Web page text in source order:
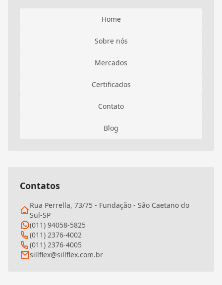
Home
Sobre nós
Mercados
Certificados
Contato
Blog
Contatos
Rua Perrella, 73/75 - Fundação - São Caetano do
Sul-SP
(011) 94058-5825
(011) 2376-4002
(011) 2376-4005
sillflex@sillflex.com.br